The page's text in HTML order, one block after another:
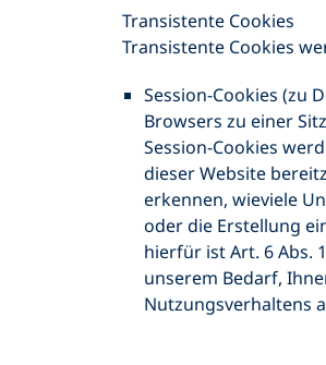
Transistente Cookies
Transistente Cookies
Session-Cookies (zu
Browsers zu einer
Session-Cookies
dieser Website
erkennen, wieviele
oder die Erstellung
hierfür ist Art. 6 Abs.
unserem Bedarf,
Nutzungsverhaltens